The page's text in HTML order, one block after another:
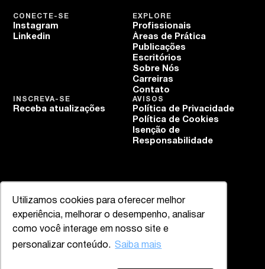
Utilizamos cookies para oferecer melhor
experiência, melhorar o desempenho, analisar
como você interage em nosso site e
personalizar conteúdo. Saiba mais
EXPLORE
Profissionais
Áreas de Prática
Publicações
Escritórios
Sobre Nós
Carreiras
Contato
CONECTE-SE
Instagram
Linkedin
AVISOS
Política de Privacidade
Política de Cookies
Isenção de
Responsabilidade
INSCREVA-SE
Receba atualizações